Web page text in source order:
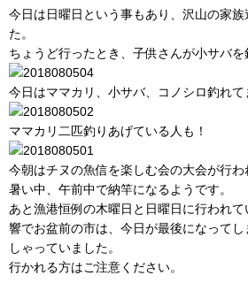
今日は日曜日という事もあり、沢山の家
た。
ちょうど行ったとき、子供さんが小サバを
今日はママカリ、小サバ、コノシロ釣れて
ママカリ二匹釣りあげている人も！
今朝はチヌの魚信を楽しむ会の大会が行わ
暑い中、午前中で納竿になるようです。
あと漁港恒例の木曜日と日曜日に行われ
響でお盆前の市は、今日が最後になって
しゃっていました。
行かれる方はご注意ください。